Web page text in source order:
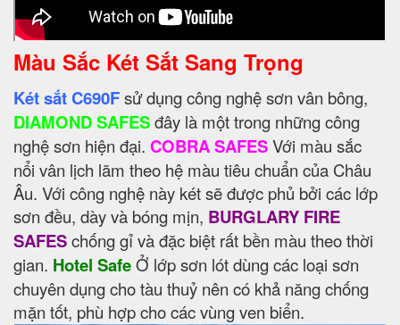
Màu Sắc Két Sắt Sang Trọng
Két sắt C690Fsử dụng công nghệ sơn vân bông,
DIAMOND SAFESđây là một trong những công
nghệ sơn hiện đại. COBRA SAFESVới màu sắc
nổi vân lịch lãm theo hệ màu tiêu chuẩn của Châu
Âu. Với công nghệ này két sẽ được phủ bởi các lớp
sơn đều, dày và bóng mịn, BURGLARY FIRE
SAFESchống gỉ và đặc biệt rất bền màu theo thời
gian. Hotel SafeỞ lớp sơn lót dùng các loại sơn
chuyên dụng cho tàu thuỷ nên có khả năng chống
mặn tốt, phù hợp cho các vùng ven biển.